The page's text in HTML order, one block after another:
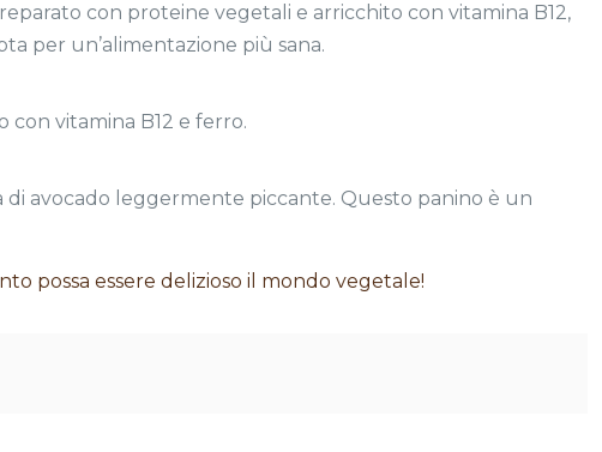
con proteine vegetali e arricchito con vitamina B12,
per un’alimentazione più sana.
con vitamina B12 e ferro.
avocado leggermente piccante. Questo panino è un
possa essere delizioso il mondo vegetale!